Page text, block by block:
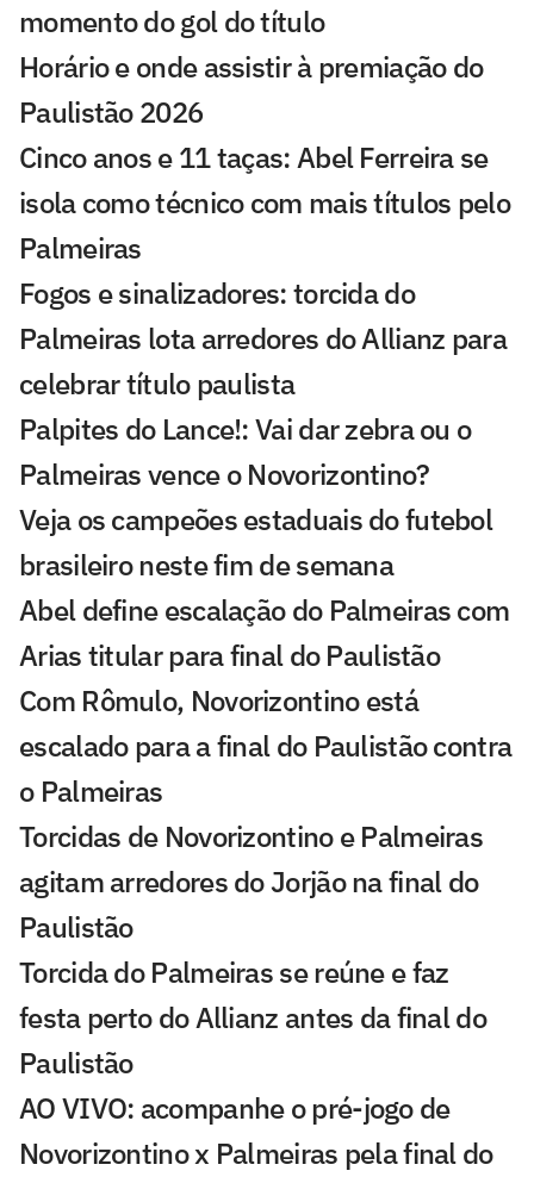
momento do gol do título
Horário e onde assistir à premiação do
Paulistão 2026
Cinco anos e 11 taças: Abel Ferreira se
isola como técnico com mais títulos pelo
Palmeiras
Fogos e sinalizadores: torcida do
Palmeiras lota arredores do Allianz para
celebrar título paulista
Palpites do Lance!: Vai dar zebra ou o
Palmeiras vence o Novorizontino?
Veja os campeões estaduais do futebol
brasileiro neste fim de semana
Abel define escalação do Palmeiras com
Arias titular para final do Paulistão
Com Rômulo, Novorizontino está
escalado para a final do Paulistão contra
o Palmeiras
Torcidas de Novorizontino e Palmeiras
agitam arredores do Jorjão na final do
Paulistão
Torcida do Palmeiras se reúne e faz
festa perto do Allianz antes da final do
Paulistão
AO VIVO: acompanhe o pré-jogo de
Novorizontino x Palmeiras pela final do